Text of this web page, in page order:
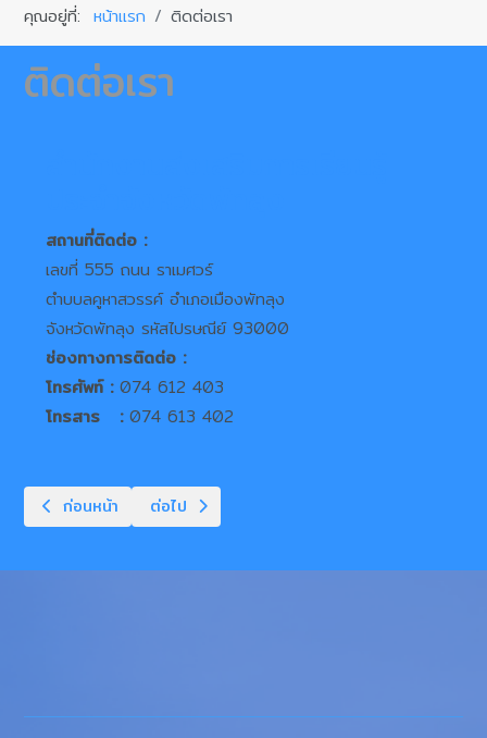
คุณอยู่ที่:หน้าแรก ติดต่อเรา
ติดต่อเรา
สถานที่ติดต่อ :
เลขที่ 555 ถนน ราเมศวร์
ตำบบลคูหาสวรรค์ อำเภอเมืองพัทลุง
จังหวัดพัทลุง รหัสไปรษณีย์ 93000
ช่องทางการติดต่อ :
โทรศัพท์ :074 612 403
โทรสาร :074 613 402
เนื้อหาก่อนหน้า: แกลอรี
ก่อนหน้า เนื้อหาถัดไป: วิสัยทัศน์ พันธกิจ เป้าประสงค์
ต่อไป